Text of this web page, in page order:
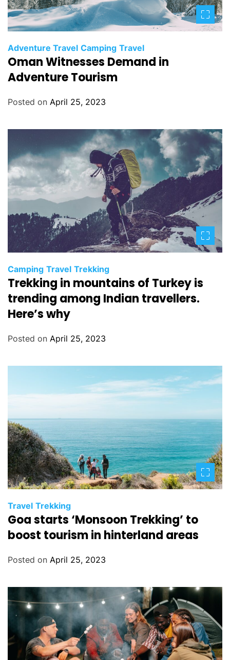
Adventure Travel Camping Travel
Oman Witnesses Demand in
Adventure Tourism
Posted on April 25, 2023
Camping Travel Trekking
Trekking in mountains of Turkey is
trending among Indian travellers.
Here’s why
Posted on April 25, 2023
Travel Trekking
Goa starts ‘Monsoon Trekking’ to
boost tourism in hinterland areas
Posted on April 25, 2023